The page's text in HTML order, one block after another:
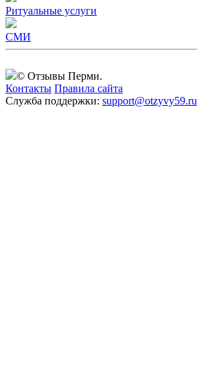
Ритуальные услуги
СМИ
© Отзывы Перми.
Контакты Правила сайта
Служба поддержки: support@otzyvy59.ru